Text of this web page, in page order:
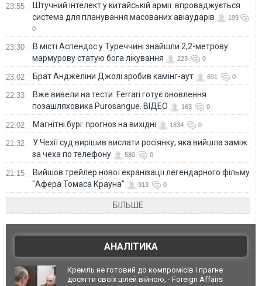
23:55
Штучний інтелект у китайській армії: впроваджується
система для планування масованих авіаударів
199
0
23:30
В місті Аспендос у Туреччині знайшли 2,2-метрову
мармурову статую бога лікування
223 0
23:02 Брат Анджеліни Джолі зробив камінг-аут 691 0
22:33
Вже вивели на тести: Ferrari готує оновлення
позашляховика Purosangue. ВІДЕО
163 0
22:02 Магнітні бурі: прогноз на вихідні 1834 0
21:32
У Чехії суд вирішив вислати росіянку, яка вийшла заміж
за чеха по телефону
580 0
21:15
Вийшов трейлер нової екранізації легендарного фільму
"Афера Томаса Крауна"
913 0
БІЛЬШЕ
АНАЛІТИКА
Кремль не готовий до компромісів і прагне
досягти своїх цілей війною, - Foreign Affairs